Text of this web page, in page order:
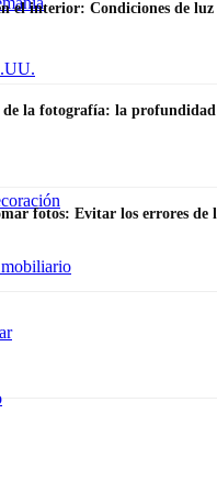
el interior: Condiciones de
de la fotografía: la profundidad
fotos: Evitar los errores de
Comportamiento en el plató -